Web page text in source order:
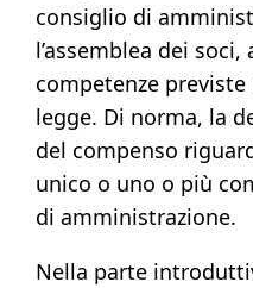
consiglio di
l’assemblea dei
competenze
legge. Di norma, la
del compenso
unico o uno o più
di amministrazione.
Nella parte